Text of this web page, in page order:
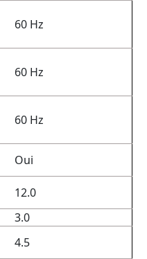
60 Hz
60 Hz
60 Hz
Oui
12.0
3.0
4.5